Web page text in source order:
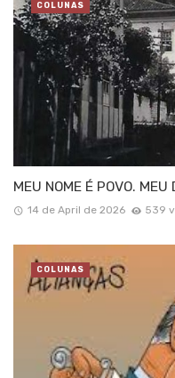
MEU NOME É POVO.
14 de April de 2026 539
COLUNAS
COLUNAS